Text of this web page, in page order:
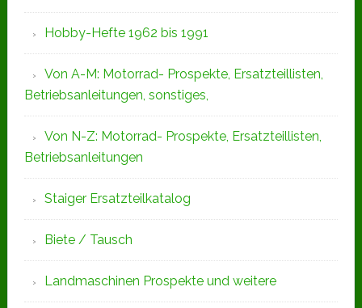
Hobby-Hefte 1962 bis 1991
Von A-M: Motorrad- Prospekte, Ersatzteillisten,
Betriebsanleitungen, sonstiges,
Von N-Z: Motorrad- Prospekte, Ersatzteillisten,
Betriebsanleitungen
Staiger Ersatzteilkatalog
Biete / Tausch
Landmaschinen Prospekte und weitere